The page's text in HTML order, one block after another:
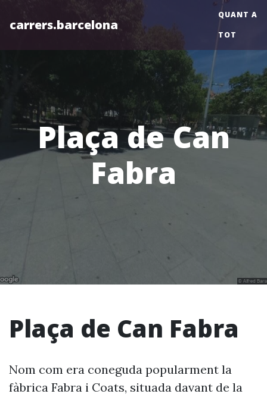
carrers.barcelona
QUANT A
TOT
Plaça de Can
Fabra
Plaça de Can Fabra
Nom com era coneguda popularment la
fàbrica Fabra i Coats, situada davant de la